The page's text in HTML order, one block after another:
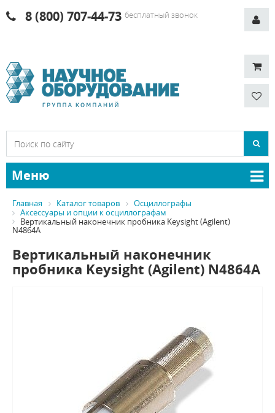
8 (800) 707-44-73 бесплатный звонок
Меню
Главная Каталог товаров
Осциллографы
Аксессуары и опции к осциллографам
Вертикальный наконечник пробника Keysight (Agilent)
N4864A
Вертикальный наконечник
пробника Keysight (Agilent) N4864A